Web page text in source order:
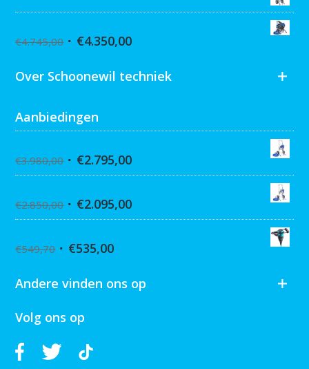
€4.745,00 €4.350,00
Over Schoonewil techniek
Aanbiedingen
€3.980,00 €2.795,00
€2.850,00 €2.095,00
€549,70 €535,00
Andere vinden ons op
Volg ons op